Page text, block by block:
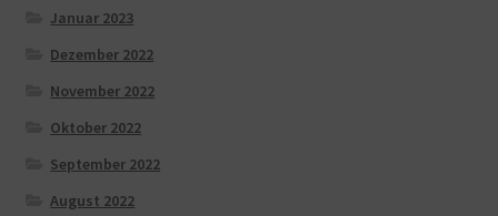
Januar 2023
Dezember 2022
November 2022
Oktober 2022
September 2022
August 2022